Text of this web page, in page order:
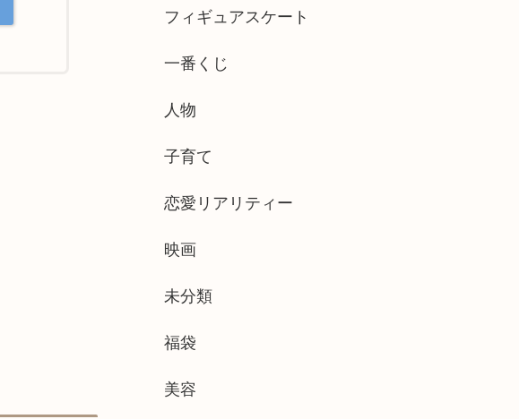
フィギュアスケート
一番くじ
人物
子育て
恋愛リアリティー
映画
未分類
福袋
美容